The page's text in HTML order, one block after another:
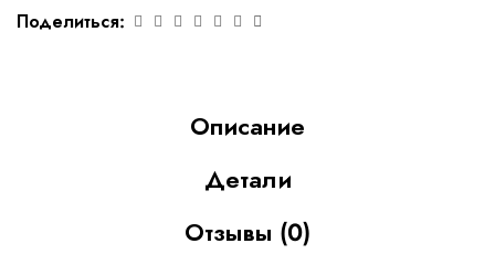
Поделиться:
Описание
Детали
Отзывы (0)